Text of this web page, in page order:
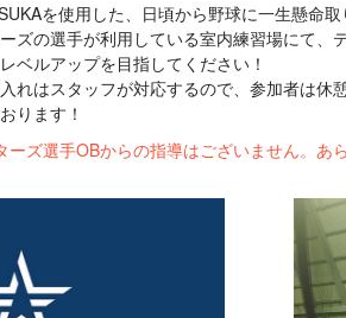
を使用した、日頃から野球に一生懸命
ズの選手が利用している室内練習場にて
ベルアップを目指してください！
れはスタッフが対応するので、参加者は
ります！
ズ選手OBからの指導はございません。あ